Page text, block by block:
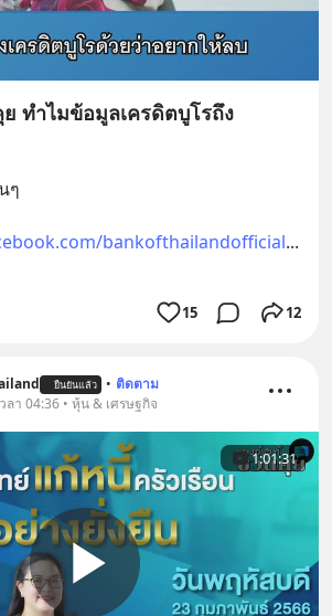
ทำไมข้อมูลเครดิตบูโรถึง
ๆ
bankofthailandofficial
15 12
ยืนยันแล้ว • ติดตาม
ลา 04:36 • หุ้น & เศรษฐกิจ
1:01:31